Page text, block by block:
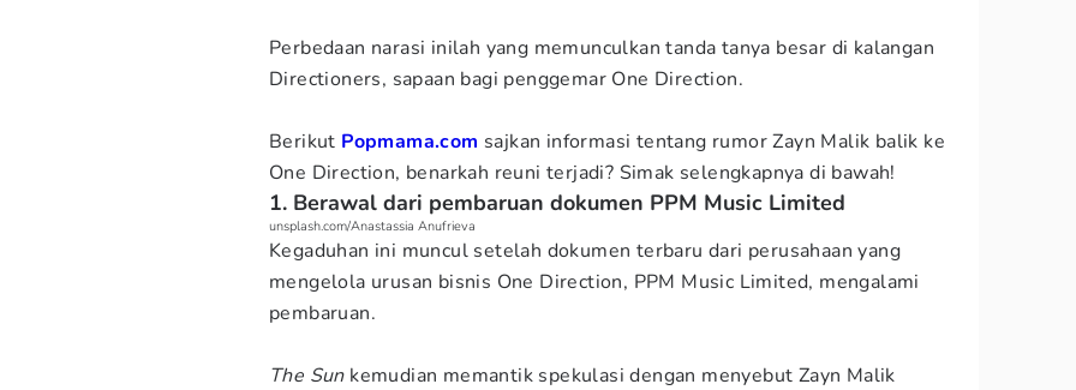
Perbedaan narasi inilah yang memunculkan tanda tanya besar di kalangan
Directioners, sapaan bagi penggemar One Direction.
Berikut Popmama.com sajkan informasi tentang rumor Zayn Malik balik ke
One Direction, benarkah reuni terjadi? Simak selengkapnya di bawah!
1. Berawal dari pembaruan dokumen PPM Music Limited
unsplash.com/Anastassia Anufrieva
Kegaduhan ini muncul setelah dokumen terbaru dari perusahaan yang
mengelola urusan bisnis One Direction, PPM Music Limited, mengalami
pembaruan.
The Sunkemudian memantik spekulasi dengan menyebut Zayn Malik